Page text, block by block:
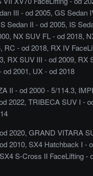
III - od 2005, GS Sedan
Sedan II - od 2005, IS
NX SUV FL - od 2018,
RC - od 2018, RX IV
RX SUV III - od 2009, RX
od 2001, UX - od 2018
II - od 2000 - 5/114.3,
2022, TRIBECA SUV I -
2020, GRAND VITARA
2010, SX4 Hatchback I -
S-Cross II FaceLifting -